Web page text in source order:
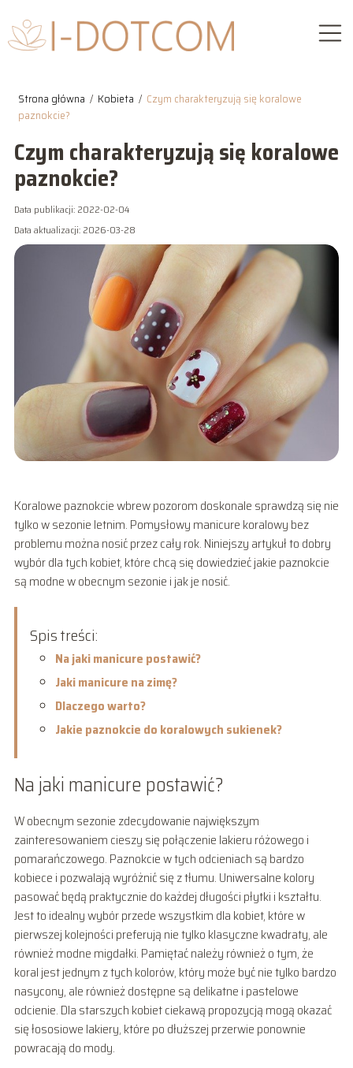
Strona główna / Kobieta / Czym charakteryzują się koralowe
paznokcie?
Czym charakteryzują się koralowe
paznokcie?
Data publikacji: 2022-02-04
Data aktualizacji: 2026-03-28
Koralowe paznokcie wbrew pozorom doskonale sprawdzą się nie
tylko w sezonie letnim. Pomysłowy manicure koralowy bez
problemu można nosić przez cały rok. Niniejszy artykuł to dobry
wybór dla tych kobiet, które chcą się dowiedzieć jakie paznokcie
są modne w obecnym sezonie i jak je nosić.
Spis treści:
Na jaki manicure postawić?
Jaki manicure na zimę?
Dlaczego warto?
Jakie paznokcie do koralowych sukienek?
Na jaki manicure postawić?
W obecnym sezonie zdecydowanie największym
zainteresowaniem cieszy się połączenie lakieru różowego i
pomarańczowego. Paznokcie w tych odcieniach są bardzo
kobiece i pozwalają wyróżnić się z tłumu. Uniwersalne kolory
pasować będą praktycznie do każdej długości płytki i kształtu.
Jest to idealny wybór przede wszystkim dla kobiet, które w
pierwszej kolejności preferują nie tylko klasyczne kwadraty, ale
również modne migdałki. Pamiętać należy również o tym, że
koral jest jednym z tych kolorów, który może być nie tylko bardzo
nasycony, ale również dostępne są delikatne i pastelowe
odcienie. Dla starszych kobiet ciekawą propozycją mogą okazać
się łososiowe lakiery, które po dłuższej przerwie ponownie
powracają do mody.